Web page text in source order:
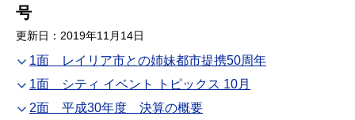
号
更新日：2019年11月14日
1面 レイリア市との姉妹都市提携50周年
1面 シティ イベント トピックス 10月
2面 平成30年度 決算の概要